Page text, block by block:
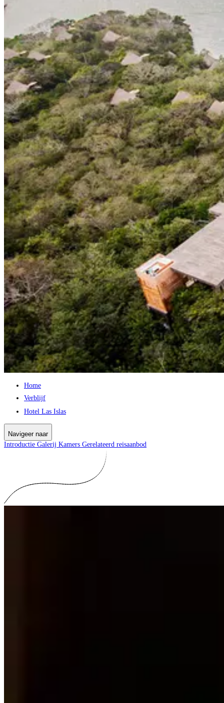
Home
Verblijf
Hotel Las Islas
Navigeer naar
Introductie Galerij Kamers Gerelateerd reisaanbod